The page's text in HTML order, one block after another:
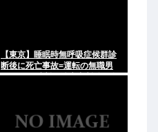
【東京】睡眠時無呼吸症候群診
断後に死亡事故=運転の無職男
（34）、独断で治療中断-危険運